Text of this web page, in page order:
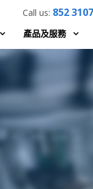
Call us: 852
產品及服務